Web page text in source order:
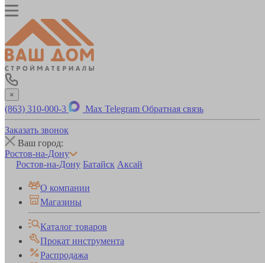
×
(863) 310-000-3 Max Telegram Обратная связь
Заказать звонок
Ваш город:
Ростов-на-Дону
Ростов-на-Дону Батайск Аксай
О компании
Магазины
Каталог товаров
Прокат инструмента
Распродажа